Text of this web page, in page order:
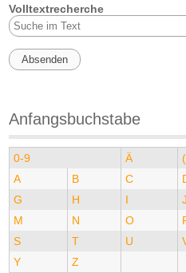
Volltextrecherche
Anfangsbuchstabe
0-9 Ä
(
A
B C
G
H I J
M
N O
S
T U
Y
Z